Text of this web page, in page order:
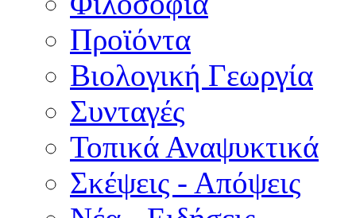
Προϊόντα
Βιολογική Γεωργία
Συνταγές
Τοπικά Αναψυκτικά
Σκέψεις - Απόψεις